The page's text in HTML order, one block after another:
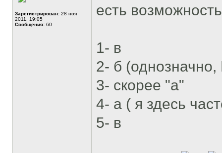
Зарегистрирован: 28 ноя
2011, 19:05
Сообщения: 60
есть
1- в
2- б
3- скорее "а"
4- а ( я здесь
5- в